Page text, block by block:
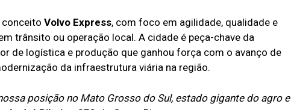
conceito Volvo Express, com foco em agilidade, qualidade e
trânsito ou operação local. A cidade é peça-chave da
de logística e produção que ganhou força com o avanço de
da infraestrutura viária na região.
posição no Mato Grosso do Sul, estado gigante do agro e